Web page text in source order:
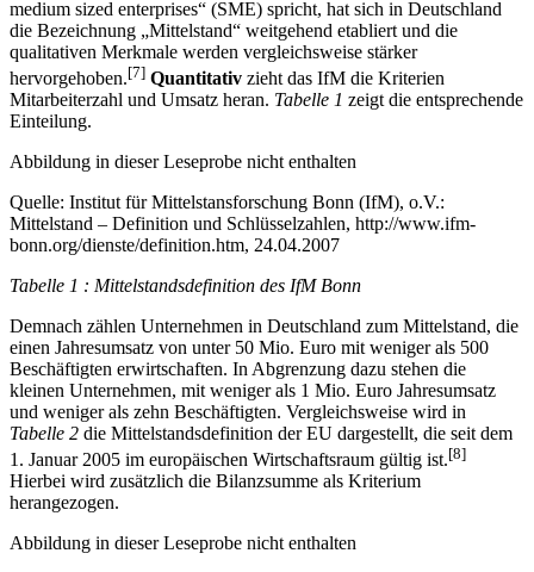
medium sized enterprises“ (SME) spricht, hat sich in Deutschland
die Bezeichnung „Mittelstand“ weitgehend etabliert und die
qualitativen Merkmale werden vergleichsweise stärker
hervorgehoben.[7] Quantitativ zieht das IfM die Kriterien
Mitarbeiterzahl und Umsatz heran. Tabelle 1 zeigt die entsprechende
Einteilung.
Abbildung in dieser Leseprobe nicht enthalten
Quelle: Institut für Mittelstansforschung Bonn (IfM), o.V.:
Mittelstand – Definition und Schlüsselzahlen, http://www.ifm-
bonn.org/dienste/definition.htm, 24.04.2007
Tabelle 1 : Mittelstandsdefinition des IfM Bonn
Demnach zählen Unternehmen in Deutschland zum Mittelstand, die
einen Jahresumsatz von unter 50 Mio. Euro mit weniger als 500
Beschäftigten erwirtschaften. In Abgrenzung dazu stehen die
kleinen Unternehmen, mit weniger als 1 Mio. Euro Jahresumsatz
und weniger als zehn Beschäftigten. Vergleichsweise wird in
Tabelle 2 die Mittelstandsdefinition der EU dargestellt, die seit dem
1. Januar 2005 im europäischen Wirtschaftsraum gültig ist.[8]
Hierbei wird zusätzlich die Bilanzsumme als Kriterium
herangezogen.
Abbildung in dieser Leseprobe nicht enthalten